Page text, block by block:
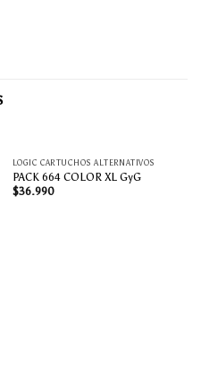
AGOTADO
LOGIC CARTUCHOS ALTERNATIVOS
PACK 664 COLOR XL GyG
$36.990